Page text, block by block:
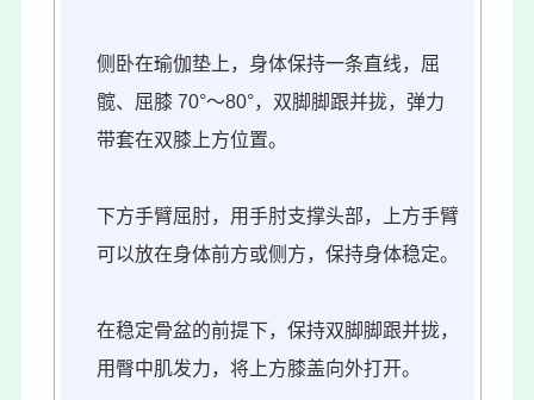
侧卧在瑜伽垫上，身体保持一条直线，屈
髋、屈膝 70°～80°，双脚脚跟并拢，弹力
带套在双膝上方位置。
下方手臂屈肘，用手肘支撑头部，上方手臂
可以放在身体前方或侧方，保持身体稳定。
在稳定骨盆的前提下，保持双脚脚跟并拢，
用臀中肌发力，将上方膝盖向外打开。